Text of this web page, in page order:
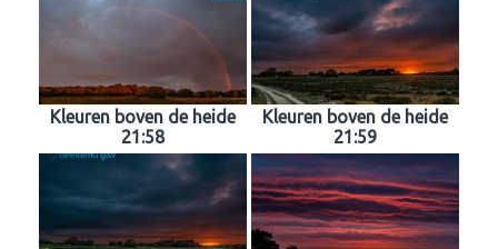
Kleuren boven de heide
21:58
Kleuren boven de heide
21:59